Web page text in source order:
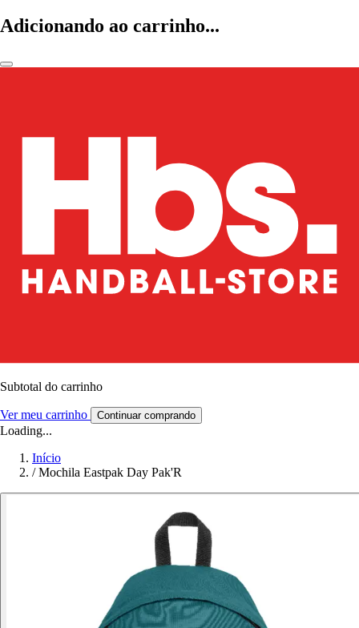
Adicionando ao carrinho...
Subtotal do carrinho
Ver meu carrinho Continuar comprando
Loading...
Início
/ Mochila Eastpak Day Pak'R